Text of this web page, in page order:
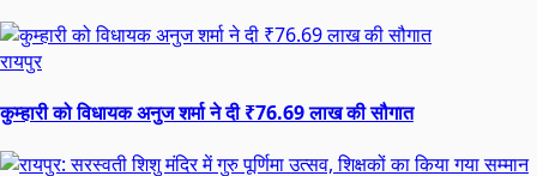
रायपुर
कुम्हारी को विधायक अनुज शर्मा ने दी ₹76.69 लाख की सौगात